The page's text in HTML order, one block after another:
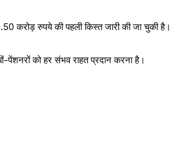
करोड़ रुपये की पहली किस्त जारी की जा चुकी है।
पेंशनरों को हर संभव राहत प्रदान करना है।